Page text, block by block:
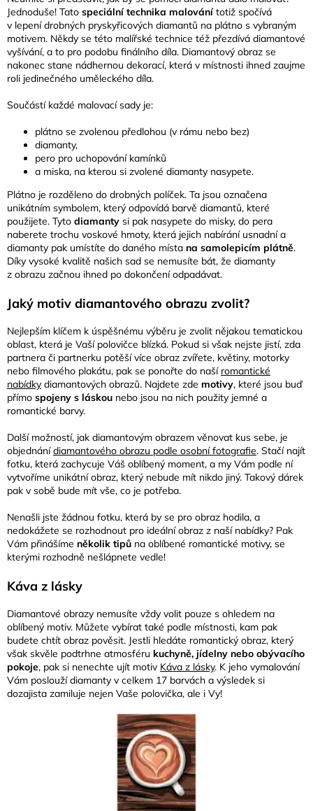
Jednoduše! Tato speciální technika malovánítotiž spočívá
v lepení drobných pryskyřicových diamantů na plátno s vybraným
motivem. Někdy se této malířské technice též přezdívá diamantové
vyšívání, a to pro podobu finálního díla. Diamantový obraz se
nakonec stane nádhernou dekorací, která v místnosti ihned zaujme
roli jedinečného uměleckého díla.
Součástí každé malovací sady je:
plátno se zvolenou předlohou (v rámu nebo bez)
diamanty,
pero pro uchopování kamínků
a miska, na kterou si zvolené diamanty nasypete.
Plátno je rozděleno do drobných políček. Ta jsou označena
unikátním symbolem, který odpovídá barvě diamantů, které
použijete. Tyto diamanty si pak nasypete do misky, do pera
naberete trochu voskové hmoty, která jejich nabírání usnadní a
diamanty pak umístíte do daného místa na samolepicím plátně.
Díky vysoké kvalitě našich sad se nemusíte bát, že diamanty
z obrazu začnou ihned po dokončení odpadávat.
Jaký motiv diamantového obrazu zvolit?
Nejlepším klíčem k úspěšnému výběru je zvolit nějakou tematickou
oblast, která je Vaší polovičce blízká. Pokud si však nejste jistí, zda
partnera či partnerku potěší více obraz zvířete, květiny, motorky
nebo filmového plakátu, pak se ponořte do naší romantické
nabídky diamantových obrazů. Najdete zde motivy, které jsou buď
přímo spojeny s láskou nebo jsou na nich použity jemné a
romantické barvy.
Další možností, jak diamantovým obrazem věnovat kus sebe, je
objednánídiamantového obrazu podle osobní fotografie. Stačí najít
fotku, která zachycuje Váš oblíbený moment, a my Vám podle ní
vytvoříme unikátní obraz, který nebude mít nikdo jiný. Takový dárek
pak v sobě bude mít vše, co je potřeba.
Nenašli jste žádnou fotku, která by se pro obraz hodila, a
nedokážete se rozhodnout pro ideální obraz z naší nabídky? Pak
Vám přinášíme několik tipů na oblíbené romantické motivy, se
kterými rozhodně nešlápnete vedle!
Káva z lásky
Diamantové obrazy nemusíte vždy volit pouze s ohledem na
oblíbený motiv. Můžete vybírat také podle místnosti, kam pak
budete chtít obraz pověsit. Jestli hledáte romantický obraz, který
však skvěle podtrhne atmosféru kuchyně, jídelny nebo obývacího
pokoje, pak si nenechte ujít motiv Káva z lásky. K jeho vymalování
Vám poslouží diamanty v celkem 17 barvách a výsledek si
dozajista zamiluje nejen Vaše polovička, ale i Vy!